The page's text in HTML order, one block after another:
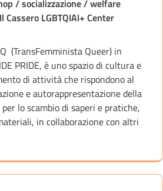
/ socializzazione / welfare
Cassero LGBTQIAI+ Center
(TransFemminista Queer) in
PRIDE, è uno spazio di cultura e
di attività che rispondono al
e autorappresentazione della
lo scambio di saperi e pratiche,
in collaborazione con altri